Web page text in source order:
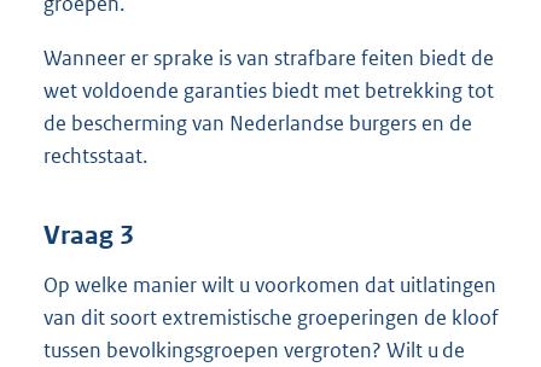
Wanneer er sprake is van strafbare feiten biedt de
wet voldoende garanties biedt met betrekking tot
de bescherming van Nederlandse burgers en de
rechtsstaat.
Vraag 3
Op welke manier wilt u voorkomen dat uitlatingen
van dit soort extremistische groeperingen de kloof
tussen bevolkingsgroepen vergroten? Wilt u de